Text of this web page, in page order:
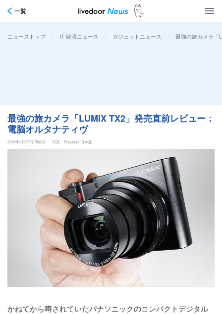
一覧
ニューストップ > IT 経済ニュース > ガジェットニュース > 最強の旅カメラ「
最強の旅カメラ「LUMIX TX2」発売直前レビュー：
電脳オルタナティヴ
2018年2月27日 7時0分 写真：Engadget 日本版
かねてから噂されていたパナソニックのコンパクトデジタル